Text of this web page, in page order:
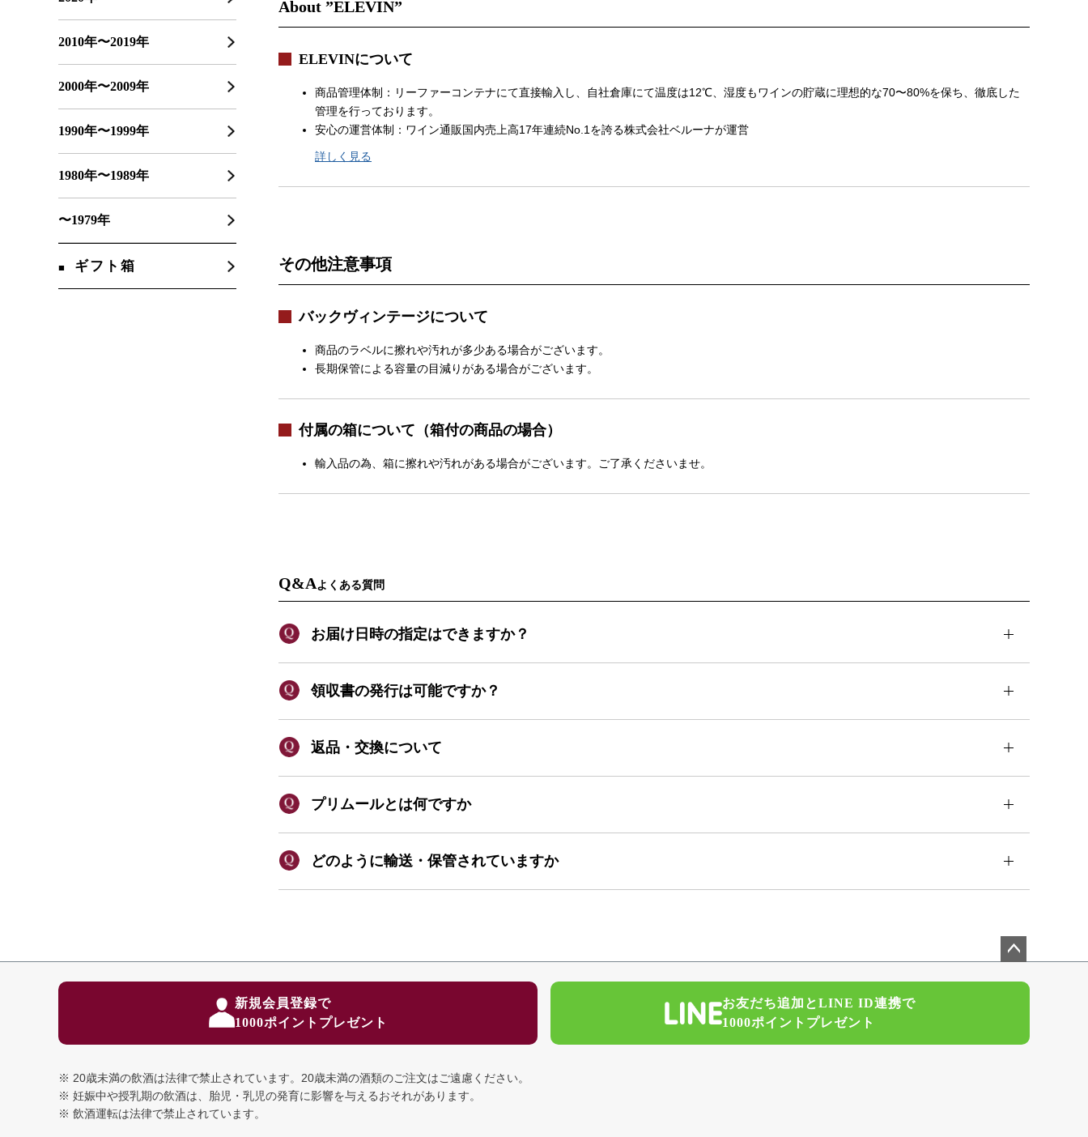
2010年〜2019年
2000年〜2009年
1990年〜1999年
1980年〜1989年
〜1979年
ギフト箱
About ”ELEVIN”
ELEVINについて
商品管理体制：リーファーコンテナにて直接輸入し、自社倉庫にて温度は12℃、湿度もワインの貯蔵に理想的な70〜80%を保ち、徹底した
管理を行っております。
安心の運営体制：ワイン通販国内売上高17年連続No.1を誇る株式会社ベルーナが運営
詳しく見る
その他注意事項
バックヴィンテージについて
商品のラベルに擦れや汚れが多少ある場合がございます。
長期保管による容量の目減りがある場合がございます。
付属の箱について（箱付の商品の場合）
輸入品の為、箱に擦れや汚れがある場合がございます。ご了承くださいませ。
Q&Aよくある質問
お届け日時の指定はできますか？
領収書の発行は可能ですか？
返品・交換について
プリムールとは何ですか
どのように輸送・保管されていますか
新規会員登録で
1000ポイントプレゼント
お友だち追加とLINE ID連携で
1000ポイントプレゼント
20歳未満の飲酒は法律で禁止されています。 20歳未満の酒類のご注文はご遠慮ください。
妊娠中や授乳期の飲酒は、胎児・乳児の発育に影響を与えるおそれがあります。
飲酒運転は法律で禁止されています。